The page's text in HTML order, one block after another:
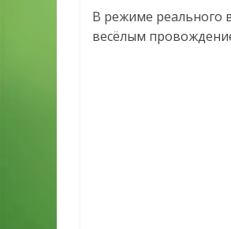
В режиме реального
весёлым